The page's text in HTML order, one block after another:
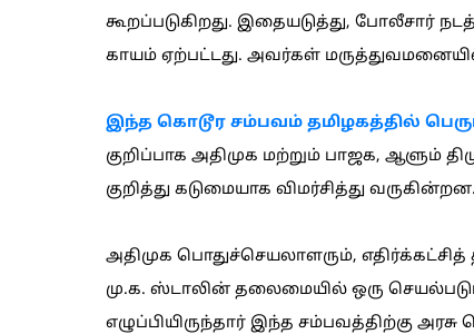
கூறப்படுகிறது. இதையடுத்து, போலீசார்
காயம் ஏற்பட்டது. அவர்கள்
இந்த கொடூர சம்பவம் தமிழகத்தில்
குறிப்பாக அதிமுக மற்றும் பாஜக, ஆளும்
குறித்து கடுமையாக விமர்சித்து வருகின்றன.
அதிமுக பொதுச்செயலாளரும்,
மு.க. ஸ்டாலின் தலைமையில் ஒரு
எழுப்பியிருந்தார் இந்த சம்பவத்திற்கு